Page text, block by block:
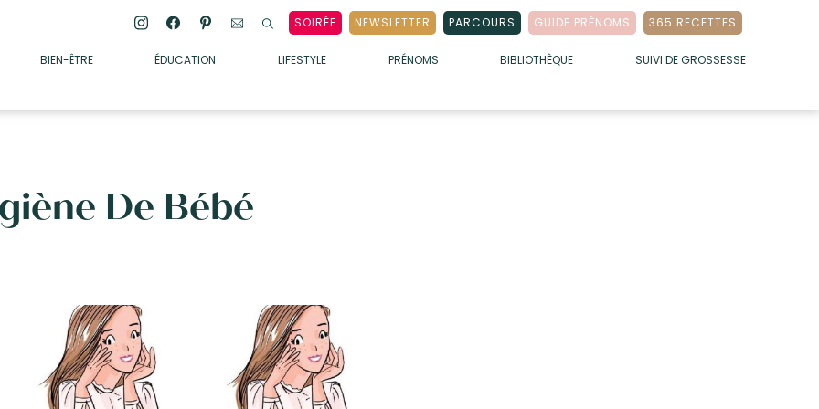
SOIRÉE NEWSLETTER PARCOURS GUIDE PRÉNOMS 365 RECETTES
BIEN-ÊTRE ÉDUCATION LIFESTYLE PRÉNOMS BIBLIOTHÈQUE SUIVI DE GROSSESSE
• MÉDECINE DOUCEDe Bébé